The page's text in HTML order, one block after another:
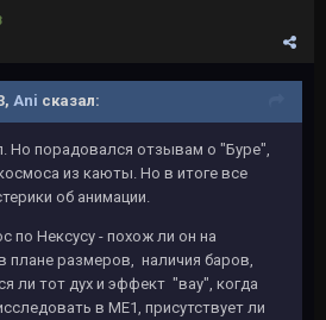
Ani сказал:
Но порадовался отзывам о "Буре",
из каюты. Но в итоге все
об анимации.
по Нексусу - похож ли он на
плане размеров, наличия баров,
ли тот дух и эффект "вау", когда
в МЕ1, присутствует ли